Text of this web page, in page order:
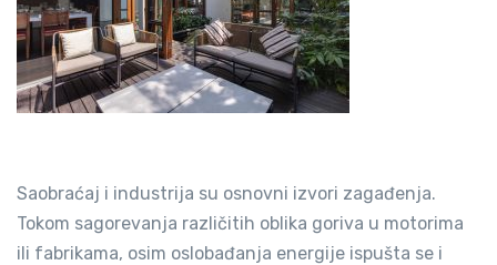
Saobraćaj i industrija su osnovni izvori zagađenja.
Tokom sagorevanja različitih oblika goriva u motorima
ili fabrikama, osim oslobađanja energije ispušta se i